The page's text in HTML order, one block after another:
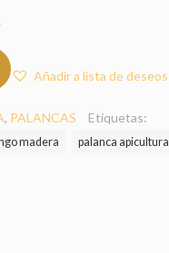
Añadir a lista de deseos
, PALANCAS Etiquetas:
madera palanca apicultura